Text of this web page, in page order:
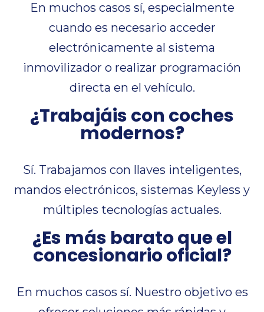
En muchos casos sí, especialmente
cuando es necesario acceder
electrónicamente al sistema
inmovilizador o realizar programación
directa en el vehículo.
¿Trabajáis con coches
modernos?
Sí. Trabajamos con llaves inteligentes,
mandos electrónicos, sistemas Keyless y
múltiples tecnologías actuales.
¿Es más barato que el
concesionario oficial?
En muchos casos sí. Nuestro objetivo es